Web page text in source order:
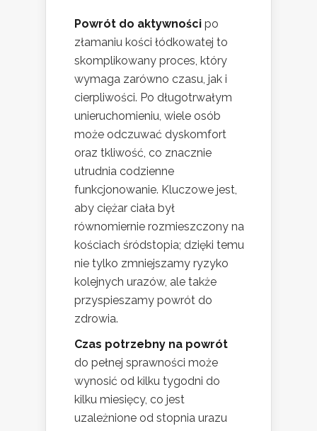
Powrót do aktywności po
złamaniu kości łódkowatej to
skomplikowany proces, który
wymaga zarówno czasu, jak i
cierpliwości. Po długotrwałym
unieruchomieniu, wiele osób
może odczuwać dyskomfort
oraz tkliwość, co znacznie
utrudnia codzienne
funkcjonowanie. Kluczowe jest,
aby ciężar ciała był
równomiernie rozmieszczony na
kościach śródstopia; dzięki temu
nie tylko zmniejszamy ryzyko
kolejnych urazów, ale także
przyspieszamy powrót do
zdrowia.
Czas potrzebny na powrót
do pełnej sprawności może
wynosić od kilku tygodni do
kilku miesięcy, co jest
uzależnione od stopnia urazu